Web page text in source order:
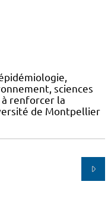
sciences
à renforcer la
de Montpellier